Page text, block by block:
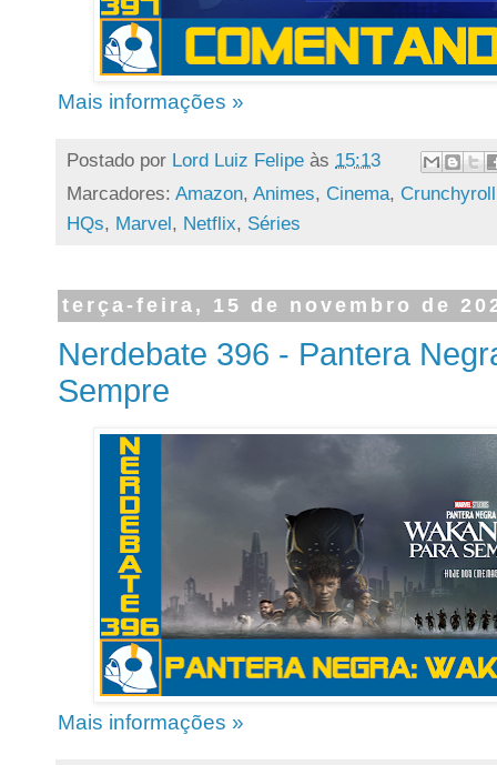
Mais informações »
Postado por Lord Luiz Felipe às 15:13
Marcadores: Amazon, Animes, Cinema, Crunchyroll
HQs, Marvel, Netflix, Séries
terça-feira, 15 de novembro de
Nerdebate 396 - Pantera
Sempre
Mais informações »